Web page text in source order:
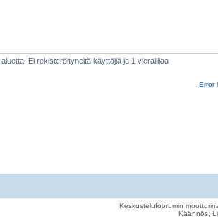
Ei rekisteröityneitä käyttäjiä ja 1 vierailijaa
Error
Keskustelufoorumin
Käännös,